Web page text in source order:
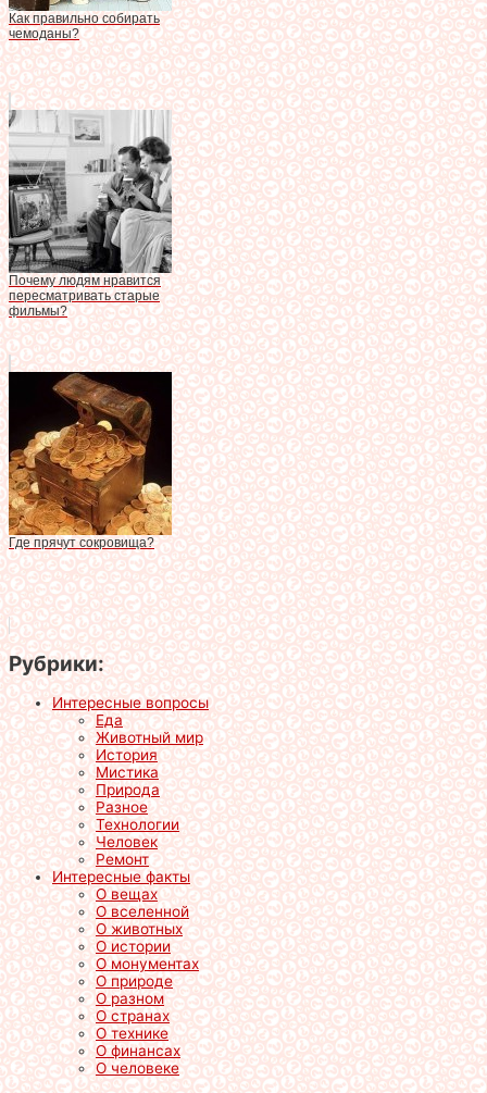
Как правильно собирать
чемоданы?
Почему людям нравится
пересматривать старые
фильмы?
Где прячут сокровища?
Рубрики:
Интересные вопросы
Еда
Животный мир
История
Мистика
Природа
Разное
Технологии
Человек
Ремонт
Интересные факты
О вещах
О вселенной
О животных
О истории
О монументах
О природе
О разном
О странах
О технике
О финансах
О человеке